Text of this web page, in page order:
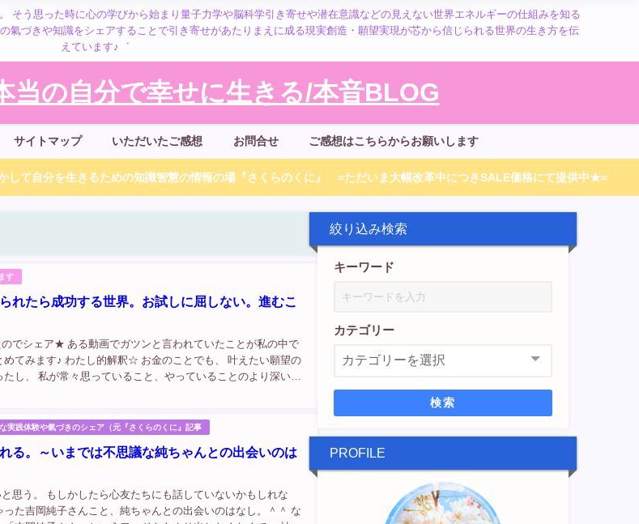
そう思った時に心の学びから始まり量子力学や脳科学引き寄せや潜在意識などの見えない世界エネルギーの仕組みを知る
氣づきや知識をシェアすることで引き寄せがあたりまえに成る現実創造・願望実現が芯から信じられる世界の生き方を伝
えています♪゛
当の自分で幸せに生きる/本音BLOG
サイトマップ いただいたご感想 お問合せ ご感想はこちらからお願いします
して自分を生きるための知識智慧の情報の場『さくらのくに』 =ただいま大幅改革中につきSALE価格にて提供中★=
す
れたら成功する世界。お試しに屈しない。進むこ
でシェア★ ある動画でガツンと言われていたことが私の中で
めてみます♪ わたし的解釈☆ お金のことでも、 叶えたい願望の
し、 私が常々思っていること、やっていることのより深いバ
動画の中で言われているのは、 お金のこと。 Ｑ…お金を
実践体験や氣づきのシェア（元『さくらのくに』記事
る。～いまでは不思議な純ちゃんとの出会いのは
思う。 もしかしたら心友たちにも話していないかもしれな
た吉岡純子さんこと、純ちゃんとの出会いのはなし。＾＾ な
絞り込み検索
キーワード
カテゴリー
検索
PROFILE